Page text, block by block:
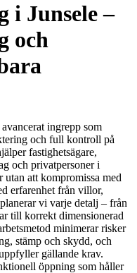
i Junsele –
och
ingrepp som
och full kontroll på
fastighetsägare,
och privatpersoner i
utan att kompromissa med
erfarenhet från villor,
vi varje detalj – från
till korrekt dimensionerad
minimerar risker
stämp och skydd, och
gällande krav.
öppning som håller